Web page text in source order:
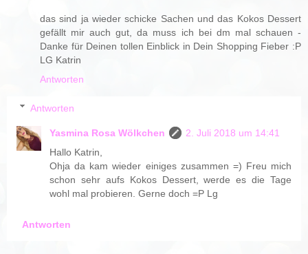
das sind ja wieder schicke Sachen und das Kokos Dessert
gefällt mir auch gut, da muss ich bei dm mal schauen -
Danke für Deinen tollen Einblick in Dein Shopping Fieber :P
LG Katrin
Antworten
Antworten
Yasmina Rosa Wölkchen
2. Juli 2018 um 14:41
Hallo Katrin,
Ohja da kam wieder einiges zusammen =) Freu mich
schon sehr aufs Kokos Dessert, werde es die Tage
wohl mal probieren. Gerne doch =P Lg
Antworten